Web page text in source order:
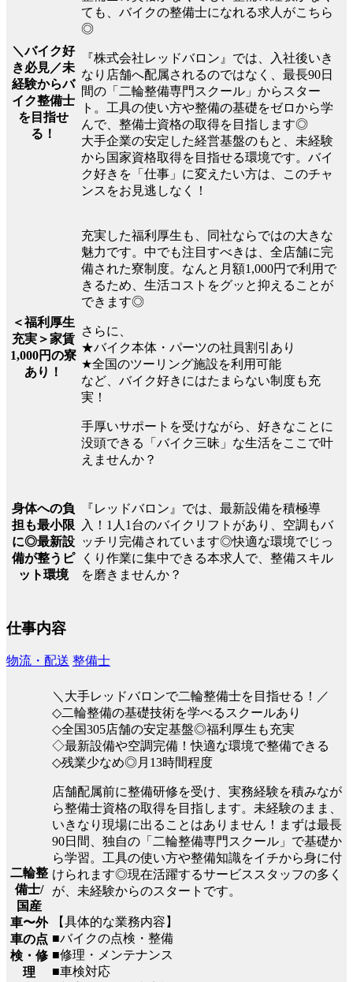
＼バイク好
き必見／未
経験からバ
イク整備士
を目指せ
る！
ても、バイクの整備士になれる求人がこちら
◎
『株式会社レッドバロン』では、入社後いき
なり店舗へ配属されるのではなく、最長90日
間の「二輪整備専門スクール」からスター
ト。工具の使い方や整備の基礎をゼロから学
んで、整備士資格の取得を目指します◎
大手企業の安定した経営基盤のもと、未経験
から国家資格取得を目指せる環境です。バイ
ク好きを「仕事」に変えたい方は、このチャ
ンスをお見逃しなく！
＜福利厚生
充実＞家賃
1,000円の寮
あり！
充実した福利厚生も、同社ならではの大きな
魅力です。中でも注目すべきは、全店舗に完
備された寮制度。なんと月額1,000円で利用で
きるため、生活コストをグッと抑えることが
できます◎
さらに、
★バイク本体・パーツの社員割引あり
★全国のツーリング施設を利用可能
など、バイク好きにはたまらない制度も充
実！
手厚いサポートを受けながら、好きなことに
没頭できる「バイク三昧」な生活をここで叶
えませんか？
身体への負
担も最小限
に◎最新設
備が整うピ
ット環境
『レッドバロン』では、最新設備を積極導
入！1人1台のバイクリフトがあり、空調もバ
ッチリ完備されています◎快適な環境でじっ
くり作業に集中できる本求人で、整備スキル
を磨きませんか？
仕事内容
物流・配送 整備士
二輪整
備士/
国産
車〜外
車の点
検・修
理
＼大手レッドバロンで二輪整備士を目指せる！／
◇二輪整備の基礎技術を学べるスクールあり
◇全国305店舗の安定基盤◎福利厚生も充実
◇最新設備や空調完備！快適な環境で整備できる
◇残業少なめ◎月13時間程度
店舗配属前に整備研修を受け、実務経験を積みなが
ら整備士資格の取得を目指します。未経験のまま、
いきなり現場に出ることはありません！まずは最長
90日間、独自の「二輪整備専門スクール」で基礎か
ら学習。工具の使い方や整備知識をイチから身に付
けられます◎現在活躍するサービススタッフの多く
が、未経験からのスタートです。
【具体的な業務内容】
■バイクの点検・整備
■修理・メンテナンス
■車検対応